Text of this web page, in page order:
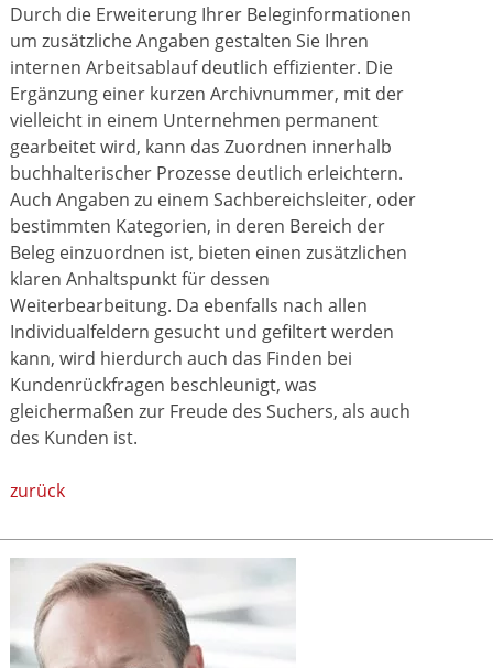
Durch die Erweiterung Ihrer Beleginformationen
um zusätzliche Angaben gestalten Sie Ihren
internen Arbeitsablauf deutlich effizienter. Die
Ergänzung einer kurzen Archivnummer, mit der
vielleicht in einem Unternehmen permanent
gearbeitet wird, kann das Zuordnen innerhalb
buchhalterischer Prozesse deutlich erleichtern.
Auch Angaben zu einem Sachbereichsleiter, oder
bestimmten Kategorien, in deren Bereich der
Beleg einzuordnen ist, bieten einen zusätzlichen
klaren Anhaltspunkt für dessen
Weiterbearbeitung. Da ebenfalls nach allen
Individualfeldern gesucht und gefiltert werden
kann, wird hierdurch auch das Finden bei
Kundenrückfragen beschleunigt, was
gleichermaßen zur Freude des Suchers, als auch
des Kunden ist.
zurück